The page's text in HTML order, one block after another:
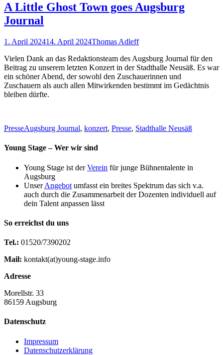
A Little Ghost Town goes Augsburg
Journal
Posted
1. April 202414. April 2024Autor
Thomas Adleff
Vielen Dank an das Redaktionsteam des Augsburg Journal für den
Beitrag zu unserem letzten Konzert in der Stadthalle Neusäß. Es war
ein schöner Abend, der sowohl den Zuschauerinnen und
Zuschauern als auch allen Mitwirkenden bestimmt im Gedächtnis
bleiben dürfte.
Kategorien
PresseSchlagworte
Augsburg Journal, konzert, Presse, Stadthalle Neusäß
Young Stage – Wer wir sind
Young Stage ist derVerein für junge Bühnentalente in
Augsburg
UnserAngebot umfasst ein breites Spektrum das sich v.a.
auch durch die Zusammenarbeit der Dozenten individuell auf
dein Talent anpassen lässt
So erreichst du uns
Tel.: 01520/7390202
Mail: kontakt(at)young-stage.info
Adresse
Morellstr. 33
86159 Augsburg
Datenschutz
Impressum
Datenschutzerklärung